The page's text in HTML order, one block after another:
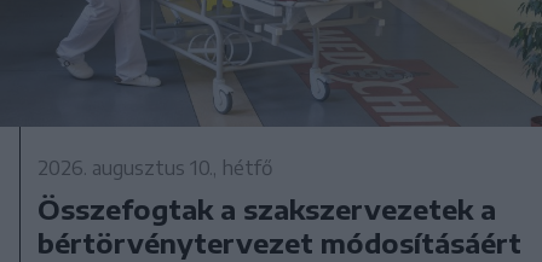
2026. augusztus 10., hétfő
Összefogtak a szakszervezetek a
bértörvénytervezet módosításáért